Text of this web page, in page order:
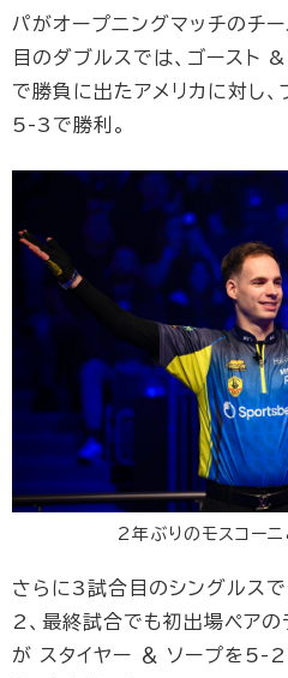
パがオープニングマッチのチ
目のダブルスでは、ゴースト
で勝負に出たアメリカに対し
5-3で勝利。
2年ぶりのモスコーニ
さらに3試合目のシングルス
2、最終試合でも初出場ペアの
が スタイヤー ＆ ソープを5-